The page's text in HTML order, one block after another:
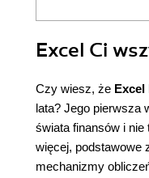
Excel Ci
Czy wiesz, że Excel
lata? Jego pierwsza
świata finansów i nie
więcej, podstawowe
mechanizmy